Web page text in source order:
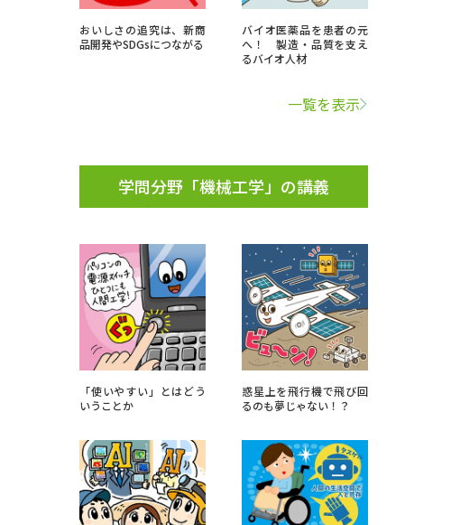
新生活お役立ちガイド
学問分野解説 学問の教科書 夢ナビライブ
このサイトについて
受付内容・発送状況の確認 テレメール
お支払いサイト
お問合せ先 テレメール進学カタログ訂正のご案内
おいしさの追究は、新商
品開発やSDGsにつながる
バイオ医薬品を患者の元
へ！ 製造・品質を支え
るバイオ人材
一覧を表示
学問分野「機械工学」の講義
「使いやすい」とはどう
いうことか
惑星上を飛行機で飛び回
るのも夢じゃない！？